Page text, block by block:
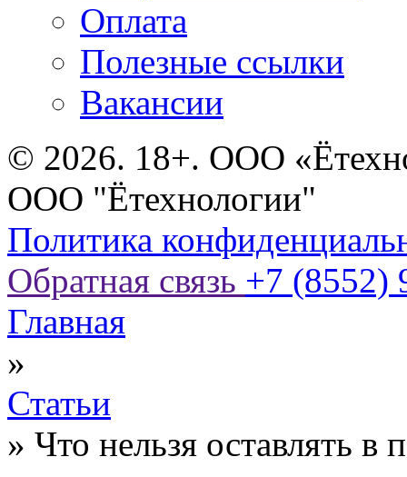
Оплата
Полезные ссылки
Вакансии
© 2026. 18+. ООО
ООО "Ётехнологии"
Политика
Обратная связь +7 (8552)
Главная
»
Статьи
» Что нельзя оставлять в